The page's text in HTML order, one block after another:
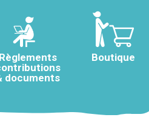
Règlements
documents
Boutique